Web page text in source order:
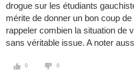
drogue sur les étudiants
mérite de donner un bon coup
rappeler combien la situation de
sans véritable issue. A noter
0 0